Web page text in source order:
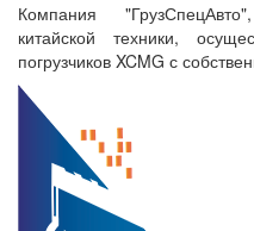
Компания
китайской техники,
погрузчиков XCMG с